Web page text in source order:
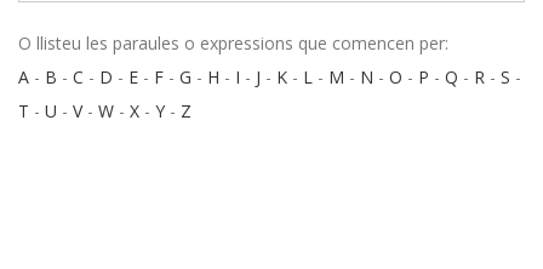
O llisteu les paraules o expressions que comencen per:
A - B - C - D - E - F - G - H - I - J - K - L - M - N - O - P - Q - R - S -
T - U - V- W - X - Y - Z